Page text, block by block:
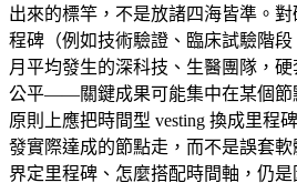
出來的標竿，不是放諸四海皆準。
程碑（例如技術驗證、臨床試驗階
月平均發生的深科技、生醫團隊，
公平——關鍵成果可能集中在某個節
原則上應把時間型 vesting 換成里程
發實際達成的節點走，而不是誤套
界定里程碑、怎麼搭配時間軸，仍是